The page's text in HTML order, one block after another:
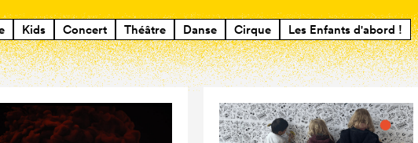
Kids Concert Théâtre Danse Cirque Les Enfants d'abord !